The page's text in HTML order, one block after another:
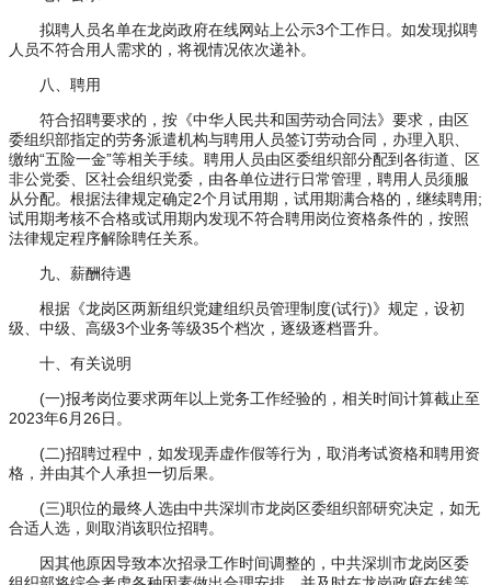
拟聘人员名单在龙岗政府在线网站上公示3个工作日。如发现拟聘
人员不符合用人需求的，将视情况依次递补。
八、聘用
符合招聘要求的，按《中华人民共和国劳动合同法》要求，由区
委组织部指定的劳务派遣机构与聘用人员签订劳动合同，办理入职、
缴纳“五险一金”等相关手续。聘用人员由区委组织部分配到各街道、区
非公党委、区社会组织党委，由各单位进行日常管理，聘用人员须服
从分配。根据法律规定确定2个月试用期，试用期满合格的，继续聘用;
试用期考核不合格或试用期内发现不符合聘用岗位资格条件的，按照
法律规定程序解除聘任关系。
九、薪酬待遇
根据《龙岗区两新组织党建组织员管理制度(试行)》规定，设初
级、中级、高级3个业务等级35个档次，逐级逐档晋升。
十、有关说明
(一)报考岗位要求两年以上党务工作经验的，相关时间计算截止至
2023年6月26日。
(二)招聘过程中，如发现弄虚作假等行为，取消考试资格和聘用资
格，并由其个人承担一切后果。
(三)职位的最终人选由中共深圳市龙岗区委组织部研究决定，如无
合适人选，则取消该职位招聘。
因其他原因导致本次招录工作时间调整的，中共深圳市龙岗区委